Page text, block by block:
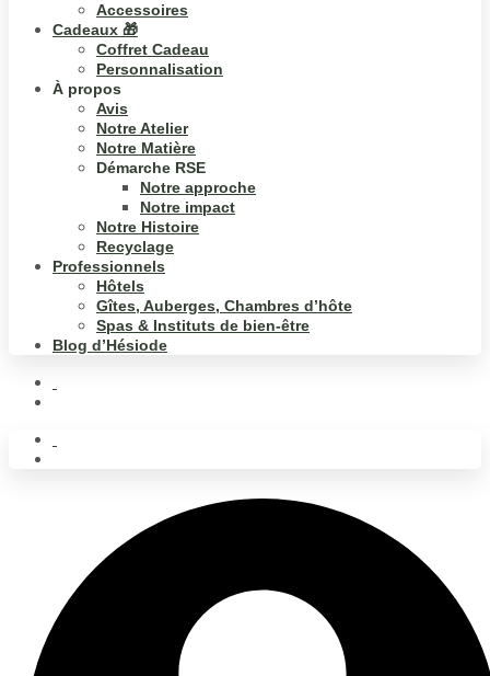
Accessoires
Cadeaux 🎁
Coffret Cadeau
Personnalisation
À propos
Avis
Notre Atelier
Notre Matière
Démarche RSE
Notre approche
Notre impact
Notre Histoire
Recyclage
Professionnels
Hôtels
Gîtes, Auberges, Chambres d’hôte
Spas & Instituts de bien-être
Blog d’Hésiode